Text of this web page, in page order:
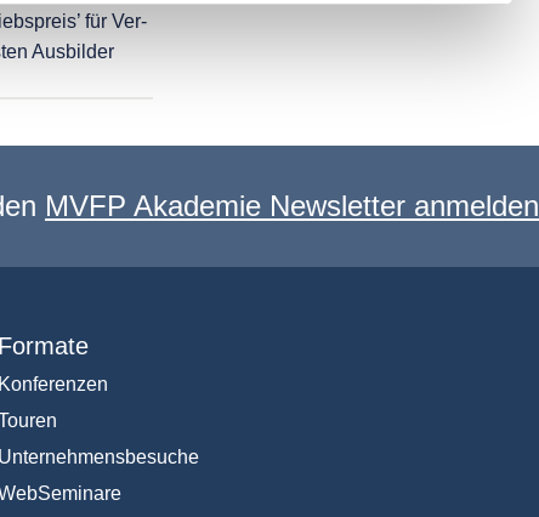
für Ver-
Ausbilder
MVFP Akademie Newsletter anmelden
Formate
Konferenzen
Unternehmensbesuche